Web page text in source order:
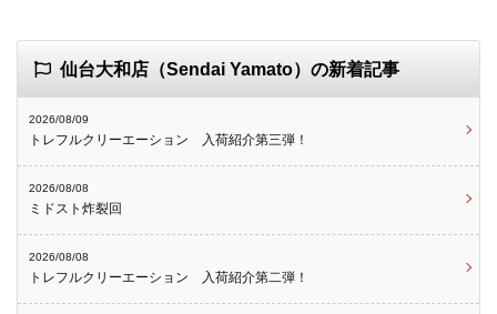
仙台大和店（Sendai Yamato）の新着記事
2026/08/09
トレフルクリーエーション 入荷紹介第三弾！
2026/08/08
ミドスト炸裂回
2026/08/08
トレフルクリーエーション 入荷紹介第二弾！